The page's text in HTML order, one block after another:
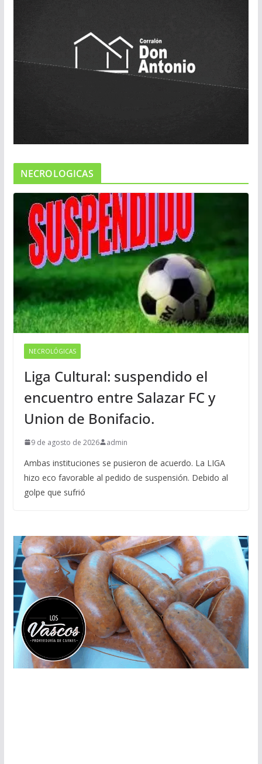
NECROLOGICAS
NECROLÓGICAS
Liga Cultural: suspendido el
encuentro entre Salazar FC y
Union de Bonifacio.
9 de agosto de 2026 admin
Ambas instituciones se pusieron de acuerdo. La LIGA
hizo eco favorable al pedido de suspensión. Debido al
golpe que sufrió